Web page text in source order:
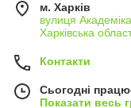
м. Харків
вулиця
Харківська
Контакти
Сьогодні
Показати весь